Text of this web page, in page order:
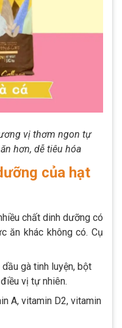
vị thơm ngon tự
hơn, dễ tiêu hóa
của hạt
chất dinh dưỡng có
ăn khác không có. Cụ
gà tinh luyện, bột
vị tự nhiên.
A, vitamin D2, vitamin